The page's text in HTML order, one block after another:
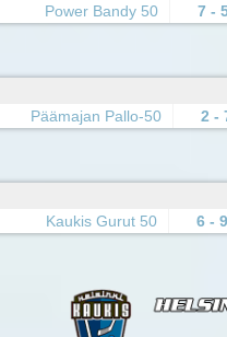
Power Bandy 50 7 -
Päämajan Pallo-50 2 -
Kaukis Gurut 50 6 - 9